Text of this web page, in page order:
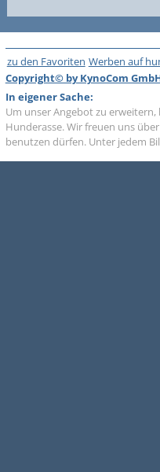
zu den Favoriten Werben auf
Copyright© by KynoCom
In eigener Sache:
Um unser Angebot zu
Hunderasse. Wir freuen uns
benutzen dürfen. Unter jedem